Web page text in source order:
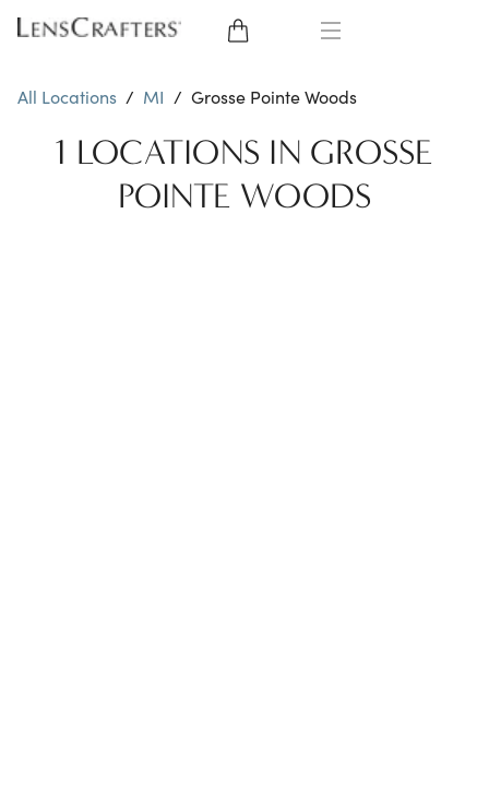
EYE GLASSES
SUNGLASSES
CONTACT LENSES
All Locations / MI / Grosse Pointe Woods
1 LOCATIONS IN GROSSE
POINTE WOODS